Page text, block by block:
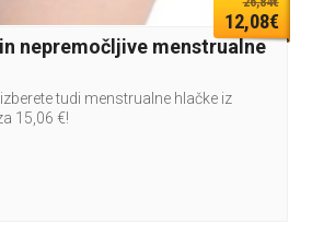
12,08€
nepremočljive menstrualne
tudi menstrualne hlačke iz
15,06 €!